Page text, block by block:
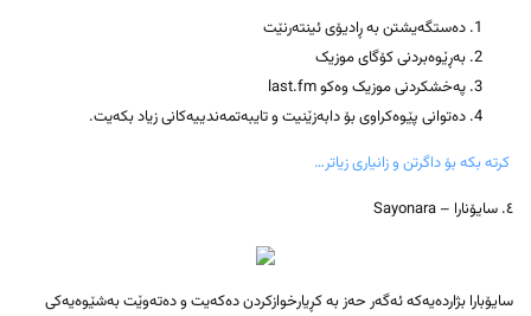
دەستگەیشتن بە ڕادیۆی ئینتەرنێت
بەڕێوەبردنی کۆگای موزیک
پەخشکردنی موزیک وەکو last.fm
دەتوانی پێوەکراوی بۆ دابەزێنیت و تایبەتمەندییەکانی زیاد بکەیت.
کرتە بکە بۆ داگرتن و زانیاری زیاتر…
٤. سایۆنارا – Sayonara
سایۆبارا بژاردەیەکە ئەگەر حەز بە کڕیارخوازکردن دەکەیت و دەتەوێت بەشێوەیەکی